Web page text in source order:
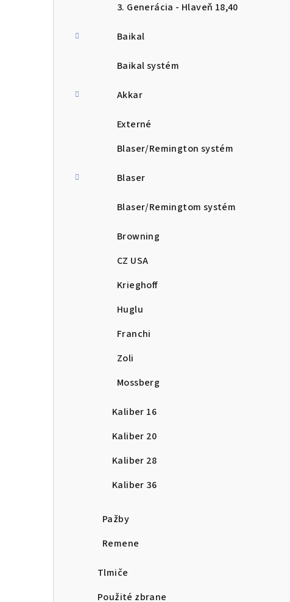
3. Generácia - Hlaveň 18,40
Baikal
Baikal systém
Akkar
Externé
Blaser/Remington systém
Blaser
Blaser/Remingtom systém
Browning
CZ USA
Krieghoff
Huglu
Franchi
Zoli
Mossberg
Kaliber 16
Kaliber 20
Kaliber 28
Kaliber 36
Pažby
Remene
Tlmiče
Použité zbrane